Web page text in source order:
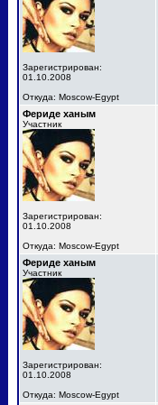
Зарегистрирован:
01.10.2008
Откуда: Moscow-Egypt
Фериде ханым
Участник
Зарегистрирован:
01.10.2008
Откуда: Moscow-Egypt
Фериде ханым
Участник
Зарегистрирован:
01.10.2008
Откуда: Moscow-Egypt